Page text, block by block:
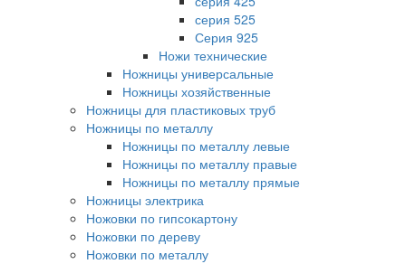
серия 525
Серия 925
Ножи технические
Ножницы универсальные
Ножницы хозяйственные
Ножницы для пластиковых труб
Ножницы по металлу
Ножницы по металлу левые
Ножницы по металлу правые
Ножницы по металлу прямые
Ножницы электрика
Ножовки по гипсокартону
Ножовки по дереву
Ножовки по металлу